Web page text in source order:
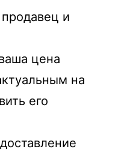
и
цена
на
его